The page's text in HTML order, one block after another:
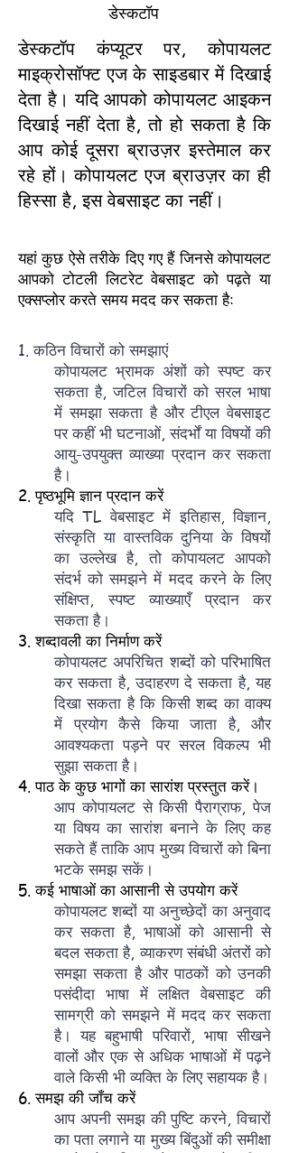
डेस्कटॉप
डेस्कटॉप कंप्यूटर पर, कोपायलट
माइक्रोसॉफ्ट एज के साइडबार में दिखाई
देता है। यदि आपको कोपायलट आइकन
दिखाई नहीं देता है, तो हो सकता है कि
आप कोई दूसरा ब्राउज़र इस्तेमाल कर
रहे हों। कोपायलट एज ब्राउज़र का ही
हिस्सा है, इस वेबसाइट का नहीं।
यहां कुछ ऐसे तरीके दिए गए हैं जिनसे कोपायलट
आपको टोटली लिटरेट वेबसाइट को पढ़ते या
एक्सप्लोर करते समय मदद कर सकता है:
1. कठिन विचारों को समझाएं
कोपायलट भ्रामक अंशों को स्पष्ट कर
सकता है, जटिल विचारों को सरल भाषा
में समझा सकता है और टीएल वेबसाइट
पर कहीं भी घटनाओं, संदर्भों या विषयों की
आयु-उपयुक्त व्याख्या प्रदान कर सकता
है।
2. पृष्ठभूमि ज्ञान प्रदान करें
यदि TL वेबसाइट में इतिहास, विज्ञान,
संस्कृति या वास्तविक दुनिया के विषयों
का उल्लेख है, तो कोपायलट आपको
संदर्भ को समझने में मदद करने के लिए
संक्षिप्त, स्पष्ट व्याख्याएँ प्रदान कर
सकता है।
3. शब्दावली का निर्माण करें
कोपायलट अपरिचित शब्दों को परिभाषित
कर सकता है, उदाहरण दे सकता है, यह
दिखा सकता है कि किसी शब्द का वाक्य
में प्रयोग कैसे किया जाता है, और
आवश्यकता पड़ने पर सरल विकल्प भी
सुझा सकता है।
4. पाठ के कुछ भागों का सारांश प्रस्तुत करें।
आप कोपायलट से किसी पैराग्राफ, पेज
या विषय का सारांश बनाने के लिए कह
सकते हैं ताकि आप मुख्य विचारों को बिना
भटके समझ सकें।
5. कई भाषाओं का आसानी से उपयोग करें
कोपायलट शब्दों या अनुच्छेदों का अनुवाद
कर सकता है, भाषाओं को आसानी से
बदल सकता है, व्याकरण संबंधी अंतरों को
समझा सकता है और पाठकों को उनकी
पसंदीदा भाषा में लक्षित वेबसाइट की
सामग्री को समझने में मदद कर सकता
है। यह बहुभाषी परिवारों, भाषा सीखने
वालों और एक से अधिक भाषाओं में पढ़ने
वाले किसी भी व्यक्ति के लिए सहायक है।
6. समझ की जाँच करें
आप अपनी समझ की पुष्टि करने, विचारों
का पता लगाने या मुख्य बिंदुओं की समीक्षा